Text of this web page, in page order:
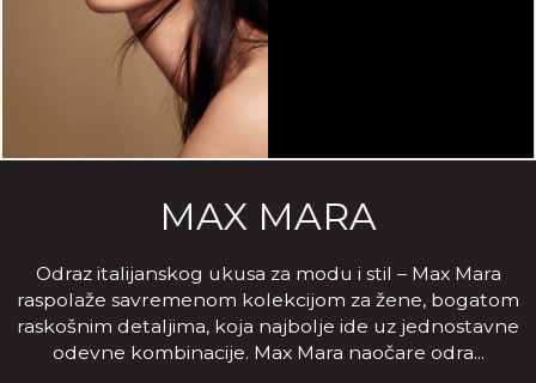
MAX MARA
Odraz italijanskog ukusa za modu i stil – Max Mara
raspolaže savremenom kolekcijom za žene, bogatom
raskošnim detaljima, koja najbolje ide uz jednostavne
odevne kombinacije. Max Mara naočare odra...